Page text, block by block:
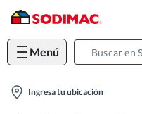
Menú
location-
Ingresa tu ubicación